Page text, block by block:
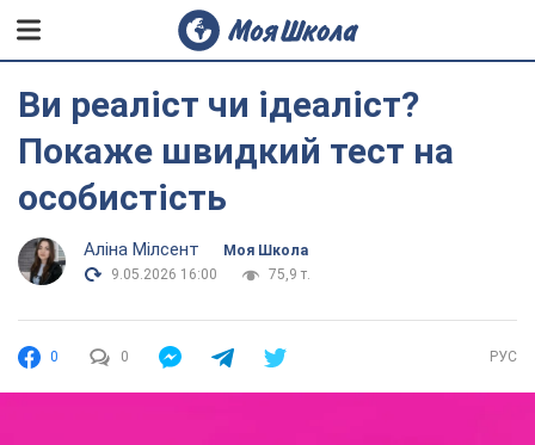
Ви реаліст чи ідеаліст?
Покаже швидкий тест на
особистість
Аліна Мілсент
Моя Школа
9.05.2026 16:00
75,9 т.
0 0 РУС